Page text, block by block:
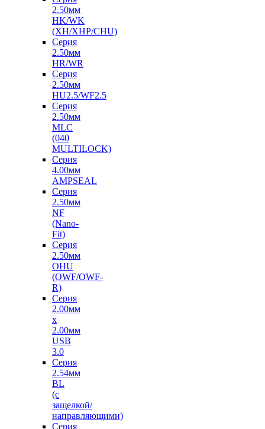
2.50мм
HK/WK
(XH/XHP/CHU)
Серия
2.50мм
HR/WR
Серия
2.50мм
HU2.5/WF2.5
Серия
2.50мм
MLC
(040
MULTILOCK)
Серия
4.00мм
AMPSEAL
Серия
2.50мм
NF
(Nano-
Fit)
Серия
2.50мм
OHU
(OWF/OWF-
R)
Серия
2.00мм
x
2.00мм
USB
3.0
Серия
2.54мм
BL
(с
защелкой/
направляющими)
Серия